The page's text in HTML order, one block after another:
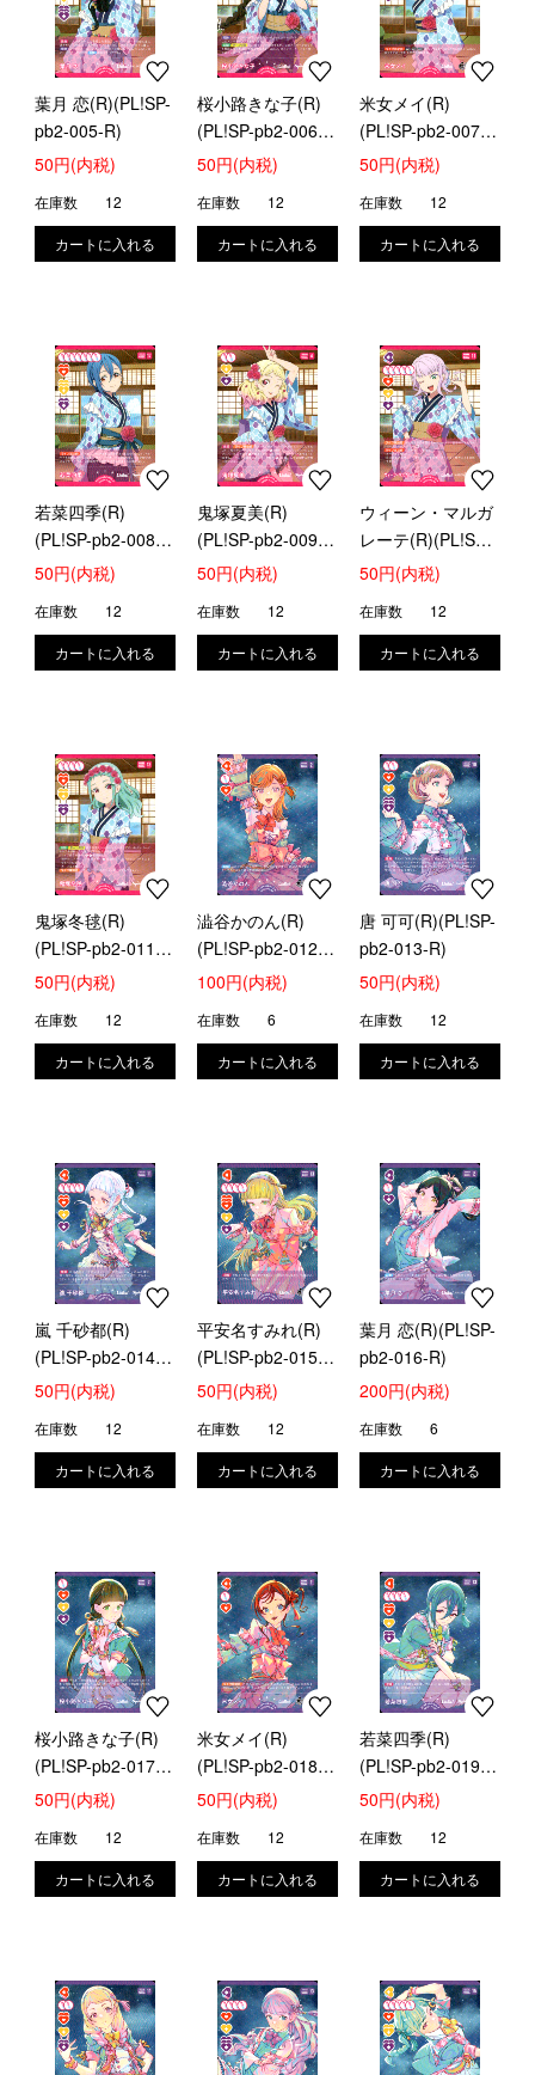
葉月 恋(R)(PL!SP-
pb2-005-R)
50円(内税)
在庫数 12
桜小路きな子(R)
(PL!SP-pb2-006-
R)
50円(内税)
在庫数 12
米女メイ(R)
(PL!SP-pb2-007-
R)
50円(内税)
在庫数 12
若菜四季(R)
(PL!SP-pb2-008-
R)
50円(内税)
在庫数 12
鬼塚夏美(R)
(PL!SP-pb2-009-
R)
50円(内税)
在庫数 12
ウィーン・マルガ
レーテ(R)(PL!SP-
pb2-010-R)
50円(内税)
在庫数 12
鬼塚冬毬(R)
(PL!SP-pb2-011-
R)
50円(内税)
在庫数 12
澁谷かのん(R)
(PL!SP-pb2-012-
R)
100円(内税)
在庫数 6
唐 可可(R)(PL!SP-
pb2-013-R)
50円(内税)
在庫数 12
嵐 千砂都(R)
(PL!SP-pb2-014-
R)
50円(内税)
在庫数 12
平安名すみれ(R)
(PL!SP-pb2-015-
R)
50円(内税)
在庫数 12
葉月 恋(R)(PL!SP-
pb2-016-R)
200円(内税)
在庫数 6
桜小路きな子(R)
(PL!SP-pb2-017-
R)
50円(内税)
在庫数 12
米女メイ(R)
(PL!SP-pb2-018-
R)
50円(内税)
在庫数 12
若菜四季(R)
(PL!SP-pb2-019-
R)
50円(内税)
在庫数 12